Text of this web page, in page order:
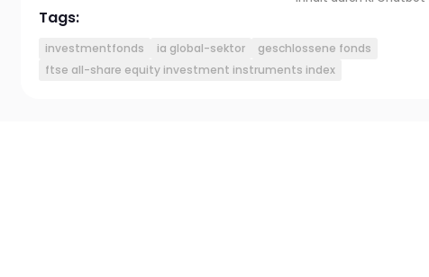
Tags:
investmentfonds ia global-sektor
geschlossene fonds
ftse all-share equity investment instruments index